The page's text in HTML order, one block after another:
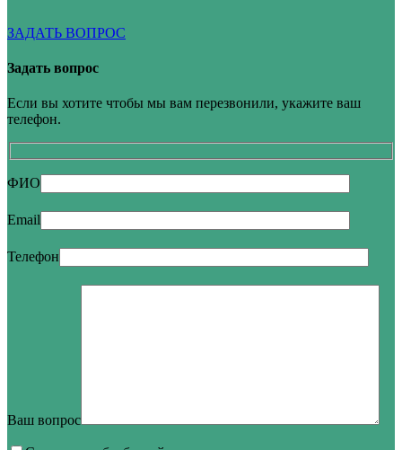
ЗАДАТЬ ВОПРОС
Задать вопрос
Если вы хотите чтобы мы вам перезвонили, укажите ваш
телефон.
ФИО
Email
Телефон
Ваш вопрос